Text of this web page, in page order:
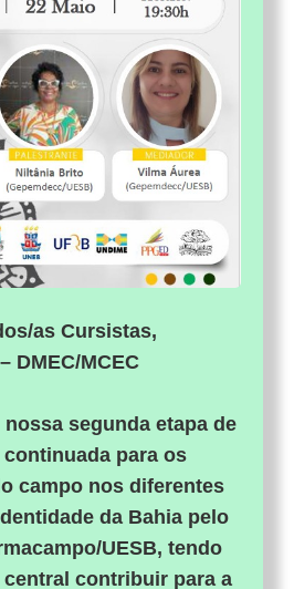
as Cursistas,
DMEC/MCEC
segunda etapa de
para os
campo nos diferentes
da Bahia pelo
UESB, tendo
contribuir para a